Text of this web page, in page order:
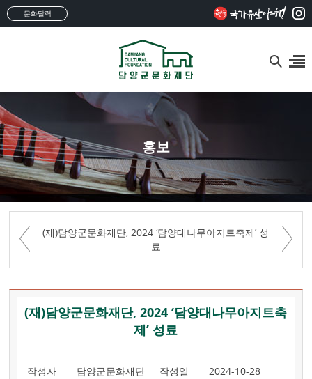
문화달력
홍보
(재)담양군문화재단, 2024 ‘담양대나무아지트축제’ 성
료
(재)담양군문화재단, 2024 ‘담양대나무아지트축
제’ 성료
작성자 담양군문화재단 작성일 2024-10-28